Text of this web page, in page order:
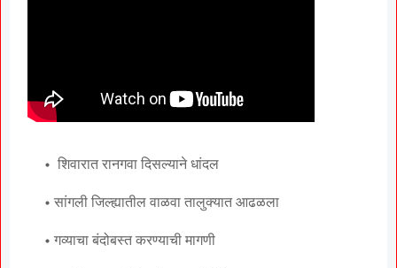
शिवारात रानगवा दिसल्याने धांदल
सांगली जिल्ह्यातील वाळवा तालुक्यात आढळला
गव्याचा बंदोबस्त करण्याची मागणी